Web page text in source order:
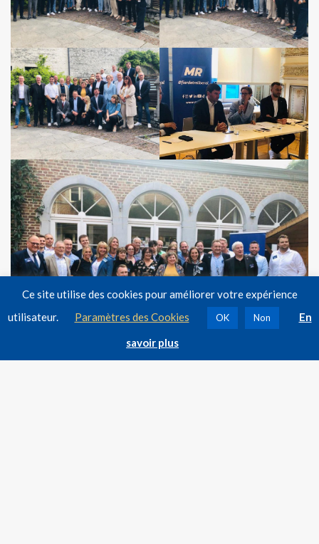
Ce site utilise des cookies pour améliorer votre expérience
utilisateur.
Paramètres des Cookies OK Non
En
savoir plus